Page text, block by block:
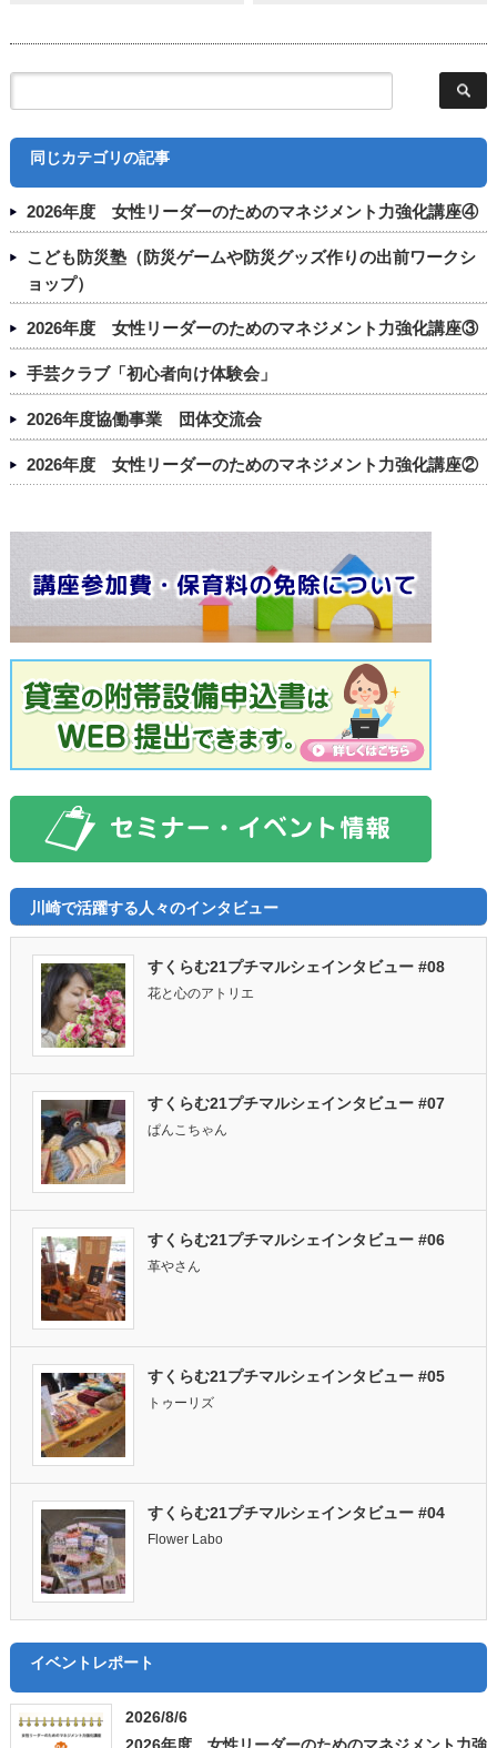
同じカテゴリの記事
2026年度 女性リーダーのためのマネジメント力強化講座④
こども防災塾（防災ゲームや防災グッズ作りの出前ワークシ
ョップ）
2026年度 女性リーダーのためのマネジメント力強化講座③
手芸クラブ「初心者向け体験会」
2026年度協働事業 団体交流会
2026年度 女性リーダーのためのマネジメント力強化講座②
川崎で活躍する人々のインタビュー
すくらむ21プチマルシェインタビュー #08
花と心のアトリエ
すくらむ21プチマルシェインタビュー #07
ぱんこちゃん
すくらむ21プチマルシェインタビュー #06
革やさん
すくらむ21プチマルシェインタビュー #05
トゥーリズ
すくらむ21プチマルシェインタビュー #04
Flower Labo
イベントレポート
2026/8/6